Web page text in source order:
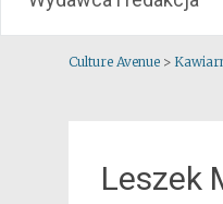
Culture Avenue >
Leszek